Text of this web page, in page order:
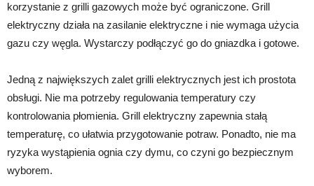
korzystanie z grilli gazowych może być ograniczone. Grill
elektryczny działa na zasilanie elektryczne i nie wymaga użycia
gazu czy węgla. Wystarczy podłączyć go do gniazdka i gotowe.
Jedną z największych zalet grilli elektrycznych jest ich prostota
obsługi. Nie ma potrzeby regulowania temperatury czy
kontrolowania płomienia. Grill elektryczny zapewnia stałą
temperaturę, co ułatwia przygotowanie potraw. Ponadto, nie ma
ryzyka wystąpienia ognia czy dymu, co czyni go bezpiecznym
wyborem.